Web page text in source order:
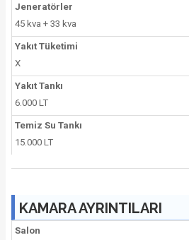
Jeneratörler
45 kva + 33 kva
Yakıt Tüketimi
X
Yakıt Tankı
6.000 LT
Temiz Su Tankı
15.000 LT
KAMARA AYRINTILARI
Salon